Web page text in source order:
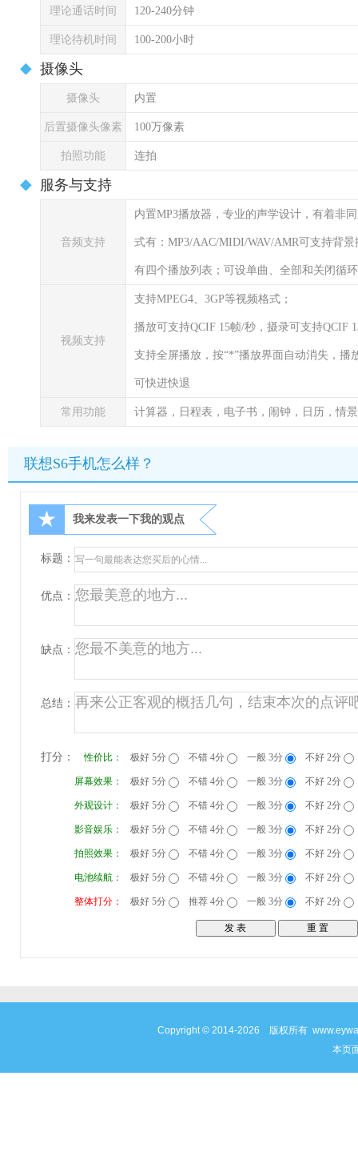
理论通话时间 120-240分钟
理论待机时间 100-200小时
摄像头
摄像头 内置
后置摄像头像素 100万像素
拍照功能 连拍
服务与支持
音频支持
内置MP3播放器，专业的声学设计，有着非
式有：MP3/AAC/MIDI/WAV/AMR可支持背
有四个播放列表；可设单曲、全部和关闭循
视频支持
支持MPEG4、3GP等视频格式；
播放可支持QCIF 15帧/秒，摄录可支持QCIF
支持全屏播放，按“*”播放界面自动消失，播
可快进快退
常用功能 计算器，日程表，电子书，闹钟，日历，情
联想S6手机怎么样？
★ 我来发表一下我的观点
标题：
优点：
缺点：
总结：
打分： 性价比： 极好 5分 不错 4分 一般 3分 不好 2分
屏幕效果： 极好 5分 不错 4分 一般 3分 不好 2分
外观设计： 极好 5分 不错 4分 一般 3分 不好 2分
影音娱乐： 极好 5分 不错 4分 一般 3分 不好 2分
拍照效果： 极好 5分 不错 4分 一般 3分 不好 2分
电池续航： 极好 5分 不错 4分 一般 3分 不好 2分
整体打分： 极好 5分 推荐 4分 一般 3分 不好 2分
Copyright © 2014-2026 版权所有
本页